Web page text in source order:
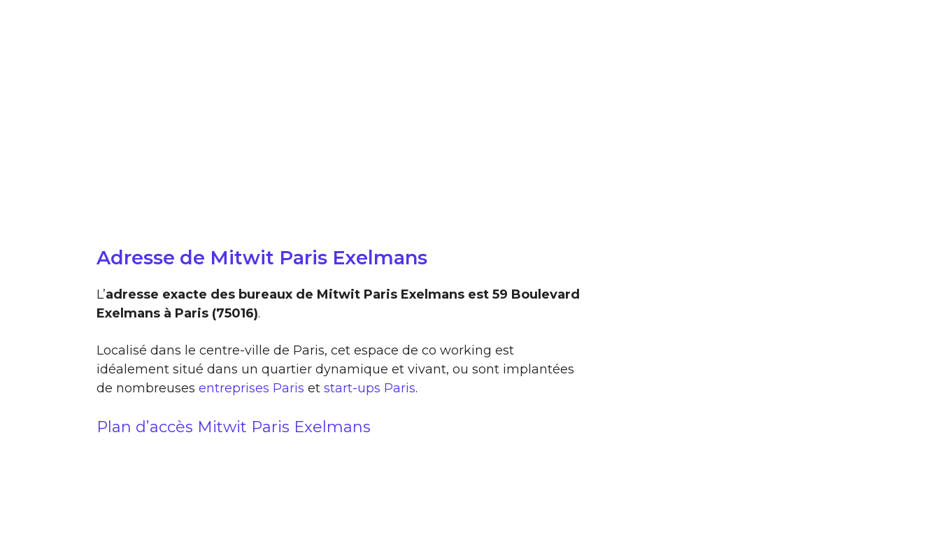
Adresse de Mitwit Paris Exelmans
L’adresse exacte des bureaux de Mitwit Paris Exelmans est 59 Boulevard
Exelmans à Paris (75016).
Localisé dans le centre-ville de Paris, cet espace de co working est
idéalement situé dans un quartier dynamique et vivant, ou sont implantées
de nombreuses entreprises Paris et start-ups Paris.
Plan d’accès Mitwit Paris Exelmans